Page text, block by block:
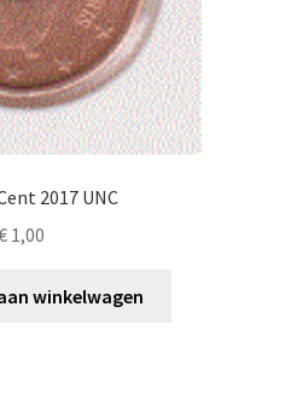
2017 UNC
1,00
winkelwagen